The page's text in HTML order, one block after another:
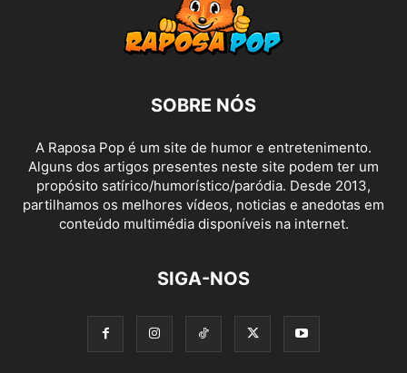
SOBRE NÓS
A Raposa Pop é um site de humor e entretenimento.
Alguns dos artigos presentes neste site podem ter um
propósito satírico/humorístico/paródia. Desde 2013,
partilhamos os melhores vídeos, noticias e anedotas em
conteúdo multimédia disponíveis na internet.
SIGA-NOS